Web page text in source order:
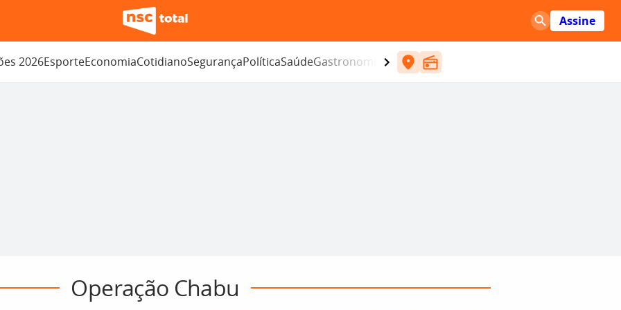
Assine
2026EsporteEconomiaCotidianoSegurançaPolíticaSaúdeGastronomia Entretenimento
Operação Chabu